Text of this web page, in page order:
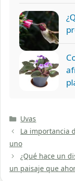
Categorías
Uvas
La importancia
uno
¿Qué hace un
un paisaje que